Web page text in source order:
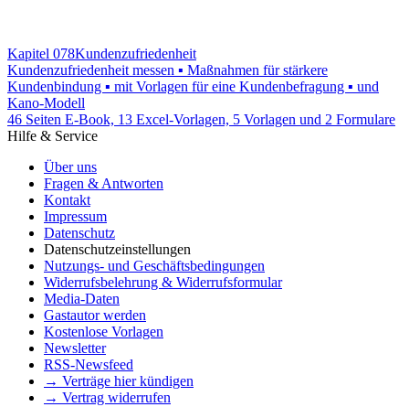
Kapitel 078Kundenzufriedenheit
Kundenzufriedenheit messen ▪ Maßnahmen für stärkere
Kundenbindung ▪ mit Vorlagen für eine Kundenbefragung ▪ und
Kano-Modell
46 Seiten E-Book, 13 Excel-Vorlagen, 5 Vorlagen und 2 Formulare
Hilfe & Service
Über uns
Fragen & Antworten
Kontakt
Impressum
Datenschutz
Datenschutzeinstellungen
Nutzungs- und Geschäftsbedingungen
Widerrufsbelehrung & Widerrufsformular
Media-Daten
Gastautor werden
Kostenlose Vorlagen
Newsletter
RSS-Newsfeed
→ Verträge hier kündigen
→ Vertrag widerrufen